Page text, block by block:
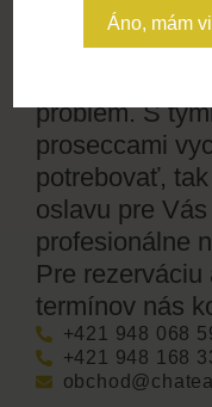
Áno, mám
firemné akcie
problém. S
proseccami
potrebovať,
oslavu pre
profesionálne
Pre
termínov nás
+421 948 068
+421 948 168